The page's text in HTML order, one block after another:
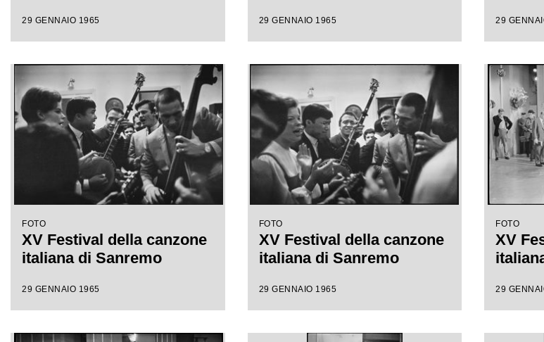
29 GENNAIO 1965 29 GENNAIO 1965 29
FOTO
XV Festival della canzone
italiana di Sanremo
29 GENNAIO 1965
FOTO
XV Festival della canzone
italiana di Sanremo
29 GENNAIO 1965
FOTO
XV
29